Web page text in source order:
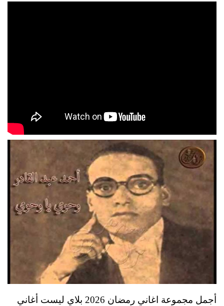
أجمل مجموعة اغاني رمضان 2026 بلاي ليست أغاني